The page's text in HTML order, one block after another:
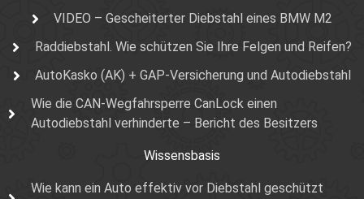
VIDEO – Gescheiterter Diebstahl eines BMW M2
Raddiebstahl. Wie schützen Sie Ihre Felgen und Reifen?
AutoKasko (AK) + GAP-Versicherung und Autodiebstahl
Wie die CAN-Wegfahrsperre CanLock einen
Autodiebstahl verhinderte – Bericht des Besitzers
Wissensbasis
Wie kann ein Auto effektiv vor Diebstahl geschützt